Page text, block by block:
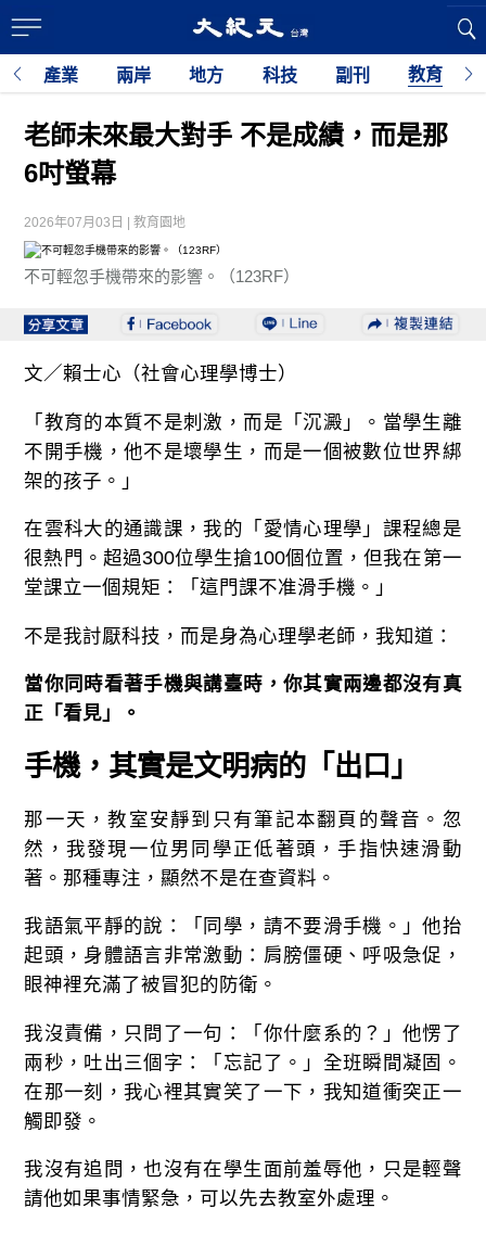
產業 兩岸 地方 科技 副刊 教育
老師未來最大對手 不是成績，而是那
6吋螢幕
2026年07月03日 | 教育園地
不可輕忽手機帶來的影響。（123RF）
文／賴士心（社會心理學博士）
「教育的本質不是刺激，而是「沉澱」。當學生離
不開手機，他不是壞學生，而是一個被數位世界綁
架的孩子。」
在雲科大的通識課，我的「愛情心理學」課程總是
很熱門。超過300位學生搶100個位置，但我在第一
堂課立一個規矩：「這門課不准滑手機。」
不是我討厭科技，而是身為心理學老師，我知道：
當你同時看著手機與講臺時，你其實兩邊都沒有真
正「看見」。
手機，其實是文明病的「出口」
那一天，教室安靜到只有筆記本翻頁的聲音。忽
然，我發現一位男同學正低著頭，手指快速滑動
著。那種專注，顯然不是在查資料。
我語氣平靜的說：「同學，請不要滑手機。」他抬
起頭，身體語言非常激動：肩膀僵硬、呼吸急促，
眼神裡充滿了被冒犯的防衛。
我沒責備，只問了一句：「你什麼系的？」他愣了
兩秒，吐出三個字：「忘記了。」全班瞬間凝固。
在那一刻，我心裡其實笑了一下，我知道衝突正一
觸即發。
我沒有追問，也沒有在學生面前羞辱他，只是輕聲
請他如果事情緊急，可以先去教室外處理。